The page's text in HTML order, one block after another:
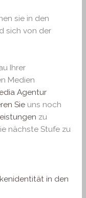
sie in den
sich von der
Ihrer
Medien
Agentur
Sieuns noch
zu
nächste Stufe zu
in den